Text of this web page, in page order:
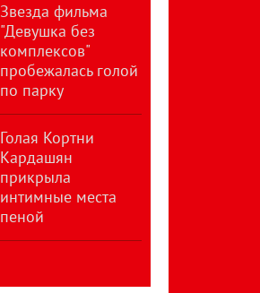
Звезда фильма
"Девушка без
комплексов"
пробежалась голой
по парку
Голая Кортни
Кардашян
прикрыла
интимные места
пеной